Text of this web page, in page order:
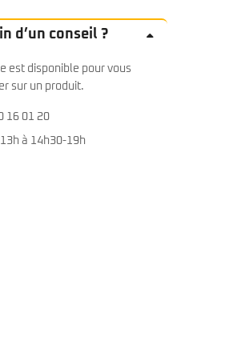
d’un conseil ?
est disponible pour vous
sur un produit.
16 01 20
à 14h30-19h